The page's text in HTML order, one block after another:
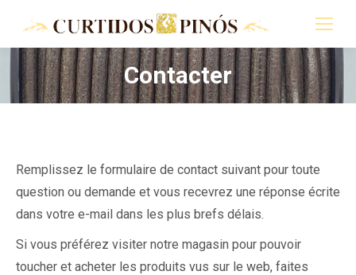
Contacter
Vous êtes ici :
Remplissez le formulaire de contact suivant pour toute
question ou demande et vous recevrez une réponse écrite
dans votre e-mail dans les plus brefs délais.
Si vous préférez visiter notre magasin pour pouvoir
toucher et acheter les produits vus sur le web, faites